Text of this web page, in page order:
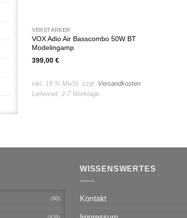
VERSTÄRKER
VOX Adio Air Basscombo 50W BT
Modelingamp
399,00€
inkl. 19 % MwSt. zzgl. Versandkosten
Lieferzeit:2-7 Werktage
(80)
WISSENSWERTES
Kontakt